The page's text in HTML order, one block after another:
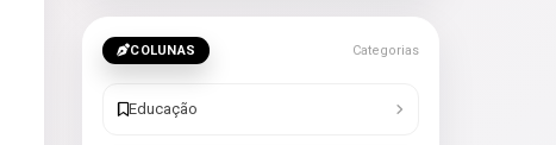
COLUNAS Categorias
Educação